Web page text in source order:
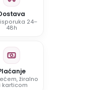
24–
48h
žiralno
karticom